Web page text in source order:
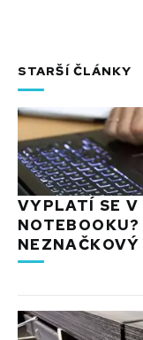
STARŠÍ ČLÁNKY
VYPLATÍ SE V
NEZNAČKOVÝ